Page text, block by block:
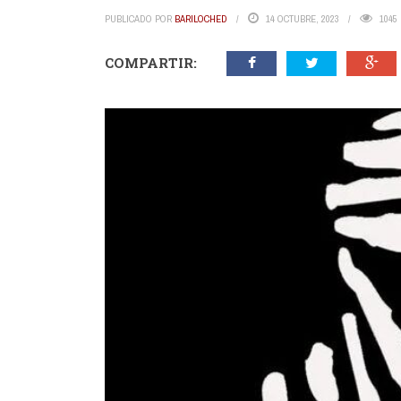
PUBLICADO POR BARILOCHED 14 OCTUBRE, 2023 1045
COMPARTIR: